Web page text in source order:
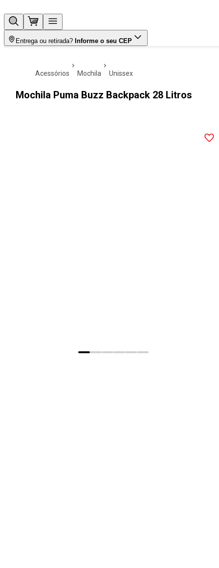
Entrega ou retirada? Informe o seu CEP
acessórios mochila unissex
Mochila Puma Buzz Backpack 28 Litros